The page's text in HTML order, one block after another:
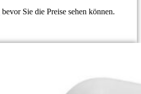
bevor Sie die Preise sehen können.